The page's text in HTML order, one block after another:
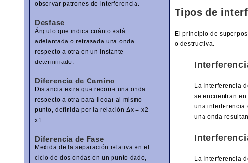
observar patrones de interferencia.
Desfase
Ángulo que indica cuánto está
adelantada o retrasada una onda
respecto a otra en un instante
determinado.
Diferencia de Camino
Distancia extra que recorre una onda
respecto a otra para llegar al mismo
punto, definida por la relación Δx = x2 –
x1.
Diferencia de Fase
Medida de la separación relativa en el
ciclo de dos ondas en un punto dado,
Tipos de
El principio de
o destructiva.
La Interferencia
se encuentran
una interferencia
una onda
La Interferencia